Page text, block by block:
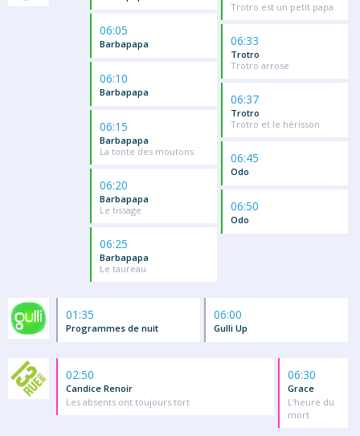
06:05
Barbapapa
06:10
Barbapapa
06:15
Barbapapa
La tonte des moutons
06:20
Barbapapa
Le tissage
06:25
Barbapapa
Le taureau
Trotro est un petit papa
06:33
Trotro
Trotro arrose
06:37
Trotro
Trotro et le hérisson
06:45
Odo
06:50
Odo
01:35
Programmes de nuit
06:00
Gulli Up
02:50
Candice Renoir
Les absents ont toujours tort
06:30
Grace
L'heure du
mort